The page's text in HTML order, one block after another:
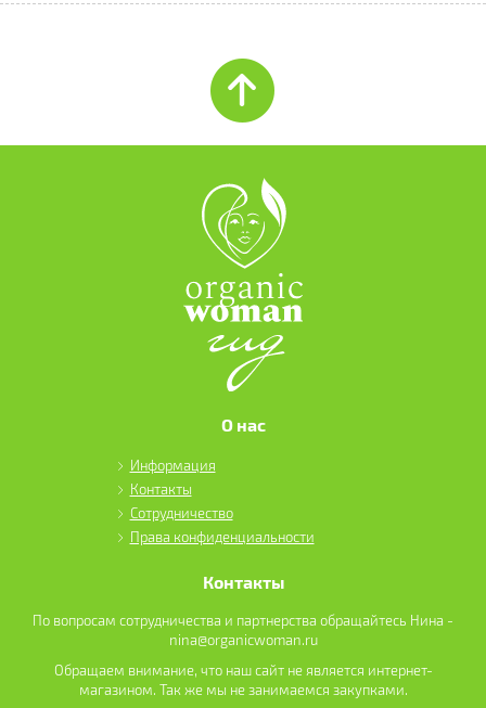
О нас
Информация
Контакты
Сотрудничество
Права конфиденциальности
Контакты
По вопросам сотрудничества и партнерства обращайтесь Нина -
nina@organicwoman.ru
Обращаем внимание, что наш сайт не является интернет-
магазином. Так же мы не занимаемся закупками.